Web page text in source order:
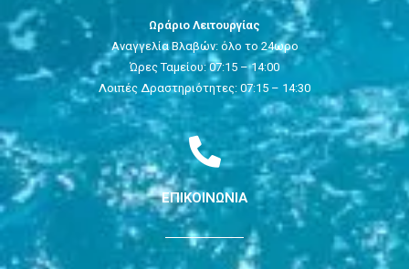
Ωράριο Λειτουργίας
Αναγγελία Βλαβών: όλο το 24ωρο
Ώρες Ταμείου: 07:15 – 14:00
Λοιπές Δραστηριότητες: 07:15 – 14:30
ΕΠΙΚΟΙΝΩΝΙΑ